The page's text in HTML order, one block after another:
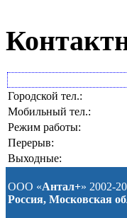
Городской тел.:
Мобильный тел.:
Режим работы:
Перерыв:
Выходные:
ООО «Антал+» 2002-
Россия, Московская